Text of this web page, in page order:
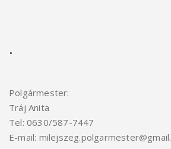
.
Polgármester:
Tráj Anita
Tel: 0630/587-7447
E-mail: milejszeg.polgarmester@gmail.